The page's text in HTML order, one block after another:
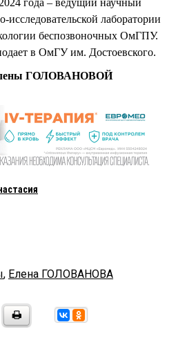
года – ведущий научный
исследовательской лаборатории
беспозвоночных ОмГПУ.
в ОмГУ им. Достоевского.
ГОЛОВАНОВОЙ
, Елена ГОЛОВАНОВА